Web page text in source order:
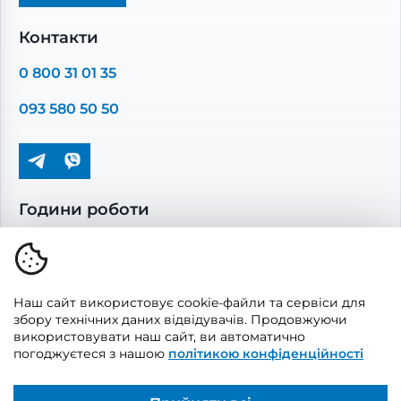
Промислова вентиляція
Комплектуючі вентиляції
Решітки вентиляційні
Дверцята ревізійні
Контакти
0 800 31 01 35
093 580 50 50
Години роботи
Сб-Нд: вихідні
Наш сайт використовує cookie-файли та сервіси для
збору технічних даних відвідувачів. Продовжуючи
використовувати наш сайт, ви автоматично
погоджуєтеся з нашою політикою конфіденційності